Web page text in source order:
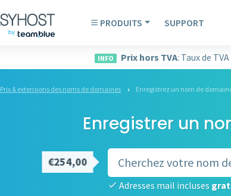
PRODUITS SUPPORT
INFO Prix hors TVA: Taux de
Prix & extensions des noms de domaines Enregistrez un nom de
Enregistrer un
€254,00
Adresses mail incluses